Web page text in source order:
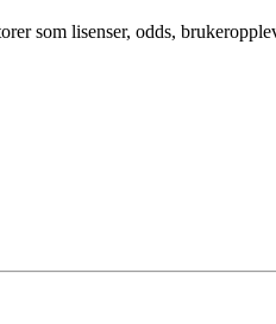
som lisenser, odds,